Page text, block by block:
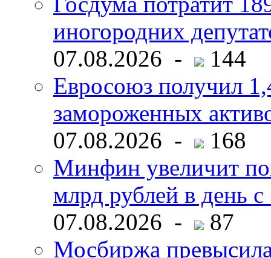
иногородних
07.08.2026 -
144
Евросоюз получил
замороженных
07.08.2026 -
168
Минфин увеличит
млрд рублей в день с
07.08.2026 -
87
Мосбиржа